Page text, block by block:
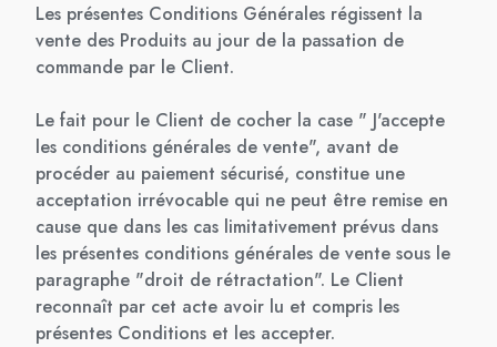
Les présentes Conditions Générales régissent la
vente des Produits au jour de la passation de
commande par le Client.
Le fait pour le Client de cocher la case " J'accepte
les conditions générales de vente", avant de
procéder au paiement sécurisé, constitue une
acceptation irrévocable qui ne peut être remise en
cause que dans les cas limitativement prévus dans
les présentes conditions générales de vente sous le
paragraphe "droit de rétractation". Le Client
reconnaît par cet acte avoir lu et compris les
présentes Conditions et les accepter.